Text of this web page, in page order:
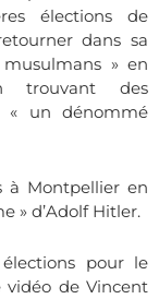
élections de
dans sa
» en
trouvant des
« un dénommé
à Montpellier en
» d’Adolf Hitler.
pour le
vidéo de Vincent